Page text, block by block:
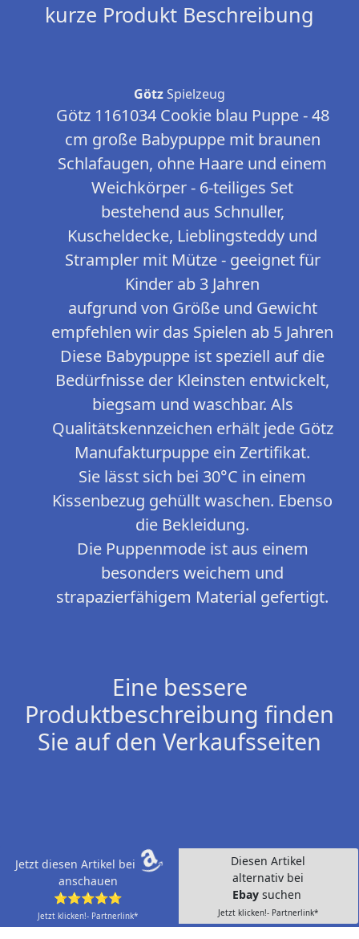
kurze Produkt Beschreibung
GötzSpielzeug
Götz 1161034 Cookie blau Puppe - 48
cm große Babypuppe mit braunen
Schlafaugen, ohne Haare und einem
Weichkörper - 6-teiliges Set
bestehend aus Schnuller,
Kuscheldecke, Lieblingsteddy und
Strampler mit Mütze - geeignet für
Kinder ab 3 Jahren
aufgrund von Größe und Gewicht
empfehlen wir das Spielen ab 5 Jahren
Diese Babypuppe ist speziell auf die
Bedürfnisse der Kleinsten entwickelt,
biegsam und waschbar. Als
Qualitätskennzeichen erhält jede Götz
Manufakturpuppe ein Zertifikat.
Sie lässt sich bei 30°C in einem
Kissenbezug gehüllt waschen. Ebenso
die Bekleidung.
Die Puppenmode ist aus einem
besonders weichem und
strapazierfähigem Material gefertigt.
Eine bessere
Produktbeschreibung finden
Sie auf den Verkaufsseiten
Jetzt diesen Artikel bei
anschauen
⭐⭐⭐⭐⭐
Jetzt klicken!- Partnerlink*
Diesen Artikel
alternativ bei
Ebay suchen
Jetzt klicken!- Partnerlink*